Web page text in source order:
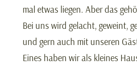
mal etwas liegen. Aber das
Bei uns wird gelacht, geweint,
und gern auch mit unseren
Eines haben wir als kleines